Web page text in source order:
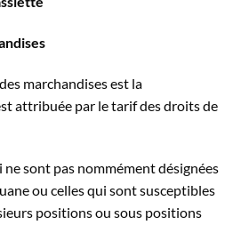
des marchandises est la
attribuée par le tarif des droits de
ne sont pas nommément désignées
ou celles qui sont susceptibles
positions ou sous positions